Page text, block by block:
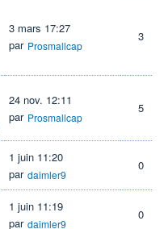
3 mars 17:27
par Prosmallcap
3
24 nov. 12:11
par Prosmallcap
5
1 juin 11:20
par daimler9
0
1 juin 11:19
par daimler9
0